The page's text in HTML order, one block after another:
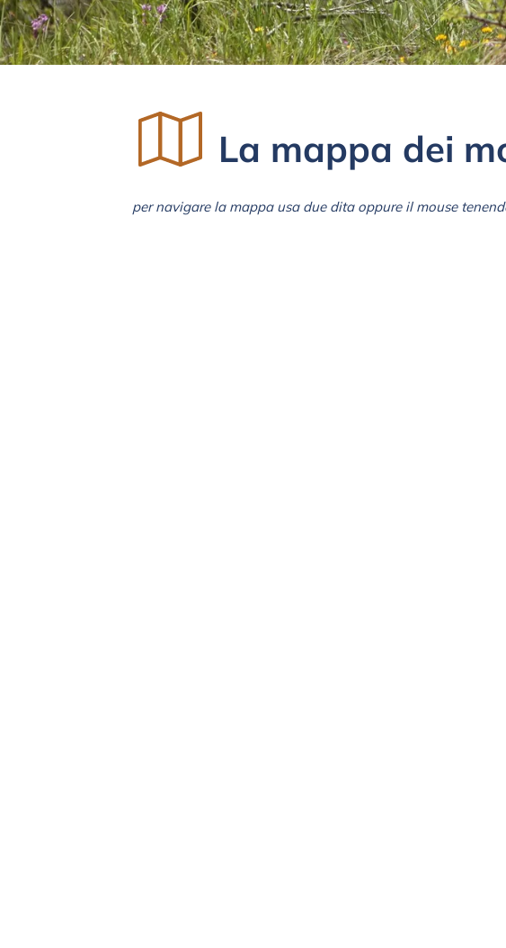
La mappa dei
per navigare la mappa usa due dita oppure il mouse